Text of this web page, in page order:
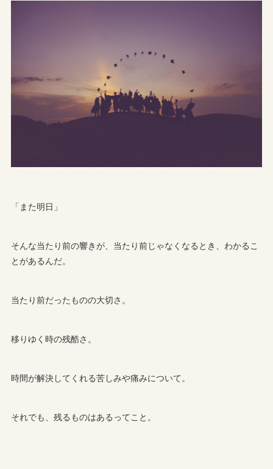
「また明日」
そんな当たり前の響きが、当たり前じゃなくなるとき、わかるこ
とがあるんだ。
当たり前だったものの大切さ。
移りゆく時の残酷さ。
時間が解決してくれる苦しみや痛みについて。
それでも、残るものはあるってこと。